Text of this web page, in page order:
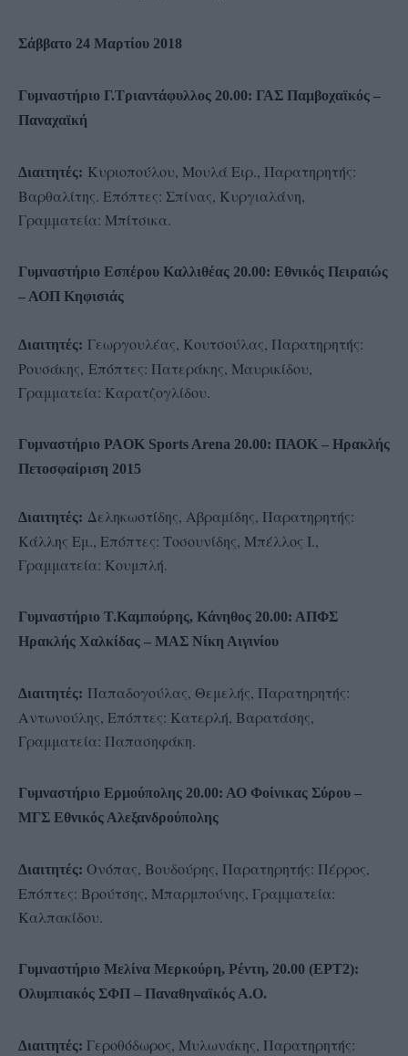
Σάββατο 24 Mαρτίου 2018
Γυμναστήριο Γ.Τριαντάφυλλος 20.00: ΓΑΣ Παμβοχαϊκός –
Παναχαϊκή
Διαιτητές: Κυριοπούλου, Μουλά Ειρ., Παρατηρητής:
Βαρθαλίτης. Επόπτες: Σπίνας, Κυργιαλάνη,
Γραμματεία: Μπίτσικα.
Γυμναστήριο Εσπέρου Καλλιθέας 20.00: Εθνικός Πειραιώς
– ΑΟΠ Κηφισιάς
Διαιτητές: Γεωργουλέας, Κουτσούλας, Παρατηρητής:
Ρουσάκης, Επόπτες: Πατεράκης, Μαυρικίδου,
Γραμματεία: Καρατζογλίδου.
Γυμναστήριο PAOK Sports Arena 20.00: ΠΑΟΚ – Ηρακλής
Πετοσφαίριση 2015
Διαιτητές: Δεληκωστίδης, Αβραμίδης, Παρατηρητής:
Κάλλης Εμ., Επόπτες: Τοσουνίδης, Μπέλλος Ι.,
Γραμματεία: Κουμπλή.
Γυμναστήριο Τ.Καμπούρης, Κάνηθος 20.00: ΑΠΦΣ
Ηρακλής Χαλκίδας – ΜΑΣ Νίκη Αιγινίου
Διαιτητές: Παπαδογούλας, Θεμελής, Παρατηρητής:
Αντωνούλης, Επόπτες: Κατερλή, Βαρατάσης,
Γραμματεία: Παπασηφάκη.
Γυμναστήριο Ερμούπολης 20.00: ΑΟ Φοίνικας Σύρου –
ΜΓΣ Εθνικός Αλεξανδρούπολης
Διαιτητές: Ονόπας, Βουδούρης, Παρατηρητής: Πέρρος,
Επόπτες: Βρούτσης, Μπαρμπούνης, Γραμματεία:
Καλπακίδου.
Γυμναστήριο Μελίνα Μερκούρη, Ρέντη, 20.00 (EΡΤ2):
Ολυμπιακός ΣΦΠ – Παναθηναϊκός Α.Ο.
Διαιτητές: Γεροθόδωρος, Μυλωνάκης, Παρατηρητής: